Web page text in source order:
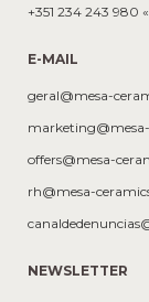
+351 234 243 980
E-MAIL
geral@mesa-
offers@mesa-
rh@mesa-
NEWSLETTER